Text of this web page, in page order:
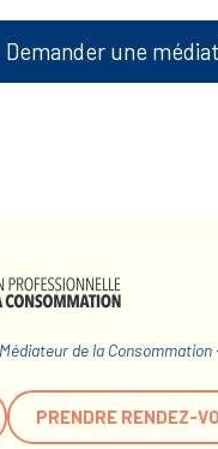
Demander une
Médiateur de la Consommation
PRENDRE RENDEZ-